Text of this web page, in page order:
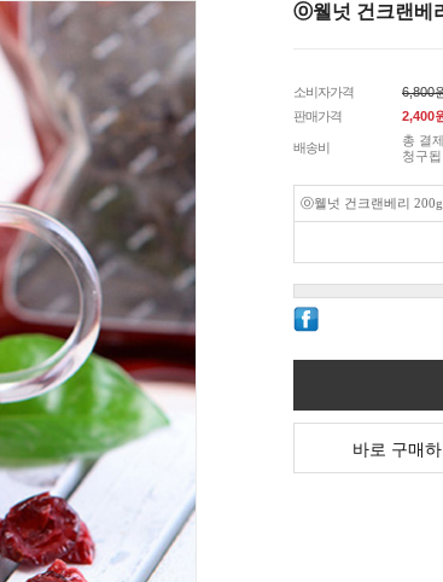
ⓞ웰넛 건크랜베
소비자가격
6,800
판매가격
2,400
배송비
총 결
청구
ⓞ웰넛 건크랜베리 200g
바로 구매